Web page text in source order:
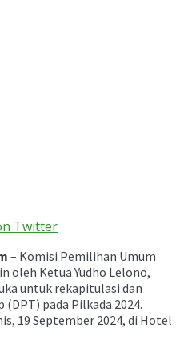
Twitter
– Komisi Pemilihan Umum
oleh Ketua Yudho Lelono,
untuk rekapitulasi dan
pada Pilkada 2024.
19 September 2024, di Hotel